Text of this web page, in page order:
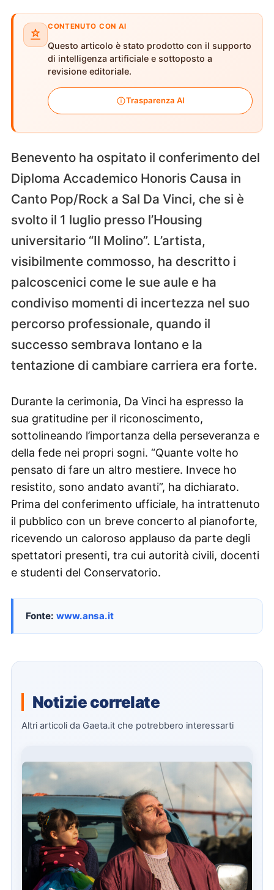
CONTENUTO CON AI
Questo articolo è stato prodotto con il supporto
di intelligenza artificiale e sottoposto a
revisione editoriale.
Trasparenza AI
Benevento ha ospitato il conferimento del
Diploma Accademico Honoris Causa in
Canto Pop/Rock a Sal Da Vinci, che si è
svolto il 1 luglio presso l’Housing
universitario “Il Molino”. L’artista,
visibilmente commosso, ha descritto i
palcoscenici come le sue aule e ha
condiviso momenti di incertezza nel suo
percorso professionale, quando il
successo sembrava lontano e la
tentazione di cambiare carriera era forte.
Durante la cerimonia, Da Vinci ha espresso la
sua gratitudine per il riconoscimento,
sottolineando l’importanza della perseveranza e
della fede nei propri sogni. “Quante volte ho
pensato di fare un altro mestiere. Invece ho
resistito, sono andato avanti”, ha dichiarato.
Prima del conferimento ufficiale, ha intrattenuto
il pubblico con un breve concerto al pianoforte,
ricevendo un caloroso applauso da parte degli
spettatori presenti, tra cui autorità civili, docenti
e studenti del Conservatorio.
Fonte: www.ansa.it
Notizie correlate
Altri articoli da Gaeta.it che potrebbero interessarti